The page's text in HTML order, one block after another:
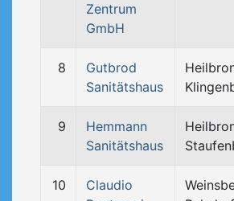
Zentrum
GmbH
8
Gutbrod
Sanitätshaus
9
Hemmann
Sanitätshaus
10
Claudio